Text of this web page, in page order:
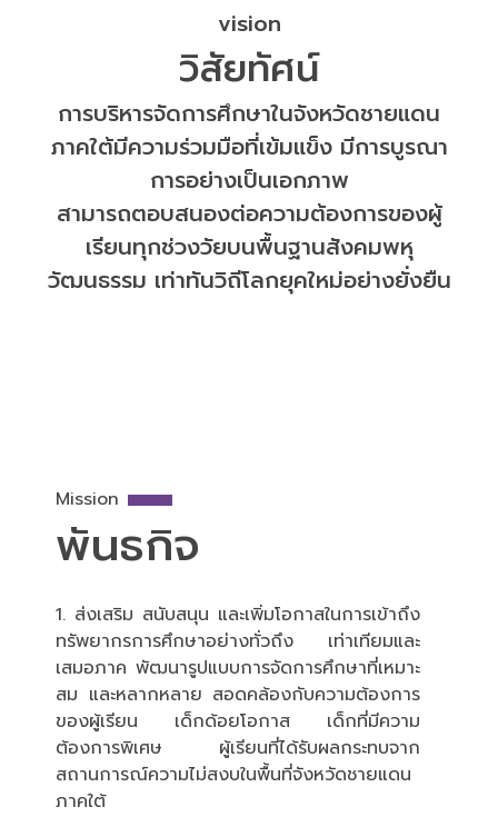
vision
วิสัยทัศน์
การบริหารจัดการศึกษาในจังหวัดชายแดน
ภาคใต้มีความร่วมมือที่เข้มแข็ง มีการบูรณา
การอย่างเป็นเอกภาพ
สามารถตอบสนองต่อความต้องการของผู้
เรียนทุกช่วงวัยบนพื้นฐานสังคมพหุ
วัฒนธรรม เท่าทันวิถีโลกยุคใหม่อย่างยั่งยืน
Mission
พันธกิจ
1. ส่งเสริม สนับสนุน และเพิ่มโอกาสในการเข้าถึง
ทรัพยากรการศึกษาอย่างทั่วถึง เท่าเทียมและ
เสมอภาค พัฒนารูปแบบการจัดการศึกษาที่เหมาะ
สม และหลากหลาย สอดคล้องกับความต้องการ
ของผู้เรียน เด็กด้อยโอกาส เด็กที่มีความ
ต้องการพิเศษ ผู้เรียนที่ได้รับผลกระทบจาก
สถานการณ์ความไม่สงบในพื้นที่จังหวัดชายแดน
ภาคใต้